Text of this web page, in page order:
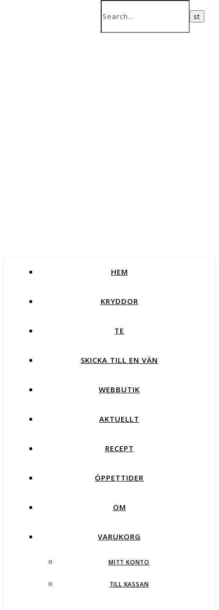
HEM
KRYDDOR
TE
SKICKA TILL EN VÄN
WEBBUTIK
AKTUELLT
RECEPT
ÖPPETTIDER
OM
VARUKORG
MITT KONTO
TILL KASSAN